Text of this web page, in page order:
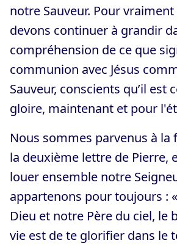
notre Sauveur. Pour
devons continuer à grandir
compréhension de ce que
communion avec Jésus
Sauveur, conscients qu’il est
gloire, maintenant et pour
Nous sommes parvenus à
la deuxième lettre de Pierre,
louer ensemble notre
appartenons pour toujours :
Dieu et notre Père du ciel, le
vie est de te glorifier dans le